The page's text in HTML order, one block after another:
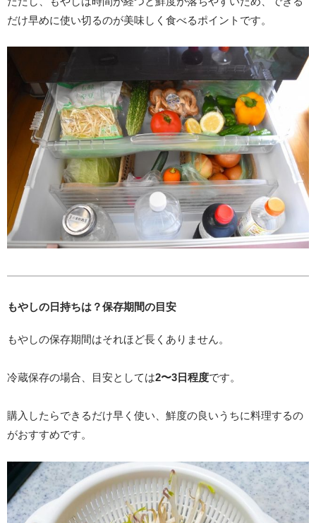
だけ早めに使い切るのが美味しく食べるポイントです。
もやしの日持ちは？保存期間の目安
もやしの保存期間はそれほど長くありません。
冷蔵保存の場合、目安としては2〜3日程度です。
購入したらできるだけ早く使い、鮮度の良いうちに料理するの
がおすすめです。